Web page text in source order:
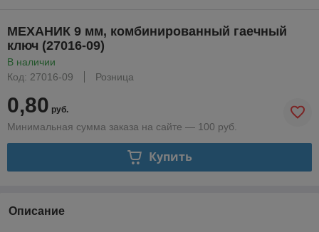
МЕХАНИК 9 мм, комбинированный гаечный
ключ (27016-09)
В наличии
Код: 27016-09
Розница
0,80 руб.
Минимальная сумма заказа на сайте — 100 руб.
Купить
Описание